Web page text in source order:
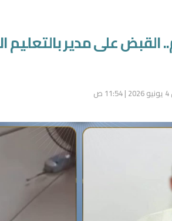
على مدير بالتعليم
ص